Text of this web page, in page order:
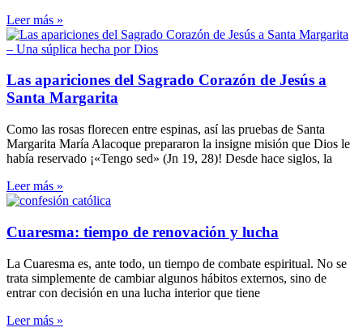
Leer más »
Las apariciones del Sagrado Corazón de Jesús a
Santa Margarita
Como las rosas florecen entre espinas, así las pruebas de Santa
Margarita María Alacoque prepararon la insigne misión que Dios le
había reservado ¡«Tengo sed» (Jn 19, 28)! Desde hace siglos, la
Leer más »
Cuaresma: tiempo de renovación y lucha
La Cuaresma es, ante todo, un tiempo de combate espiritual. No se
trata simplemente de cambiar algunos hábitos externos, sino de
entrar con decisión en una lucha interior que tiene
Leer más »